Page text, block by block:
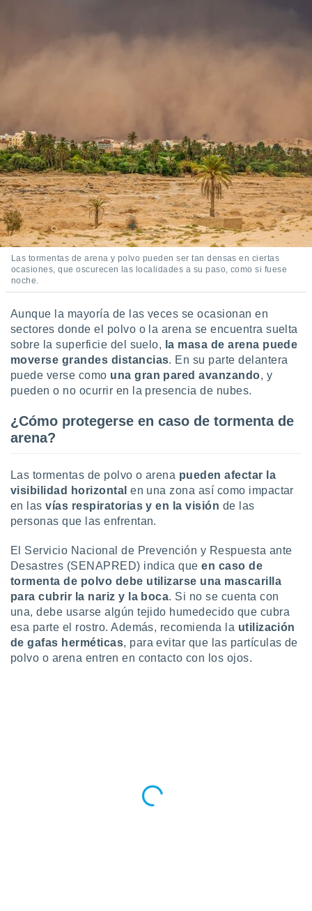
Las tormentas de arena y polvo pueden ser tan densas en ciertas
ocasiones, que oscurecen las localidades a su paso, como si fuese
noche.
Aunque la mayoría de las veces se ocasionan en
sectores donde el polvo o la arena se encuentra suelta
sobre la superficie del suelo, la masa de arena puede
moverse grandes distancias. En su parte delantera
puede verse como una gran pared avanzando, y
pueden o no ocurrir en la presencia de nubes.
¿Cómo protegerse en caso de tormenta de
arena?
Las tormentas de polvo o arena pueden afectar la
visibilidad horizontalen una zona así como impactar
en las vías respiratorias y en la visión de las
personas que las enfrentan.
El Servicio Nacional de Prevención y Respuesta ante
Desastres (SENAPRED) indica que en caso de
tormenta de polvo debe utilizarse una mascarilla
para cubrir la nariz y la boca. Si no se cuenta con
una, debe usarse algún tejido humedecido que cubra
esa parte el rostro. Además, recomienda la utilización
de gafas herméticas, para evitar que las partículas de
polvo o arena entren en contacto con los ojos.